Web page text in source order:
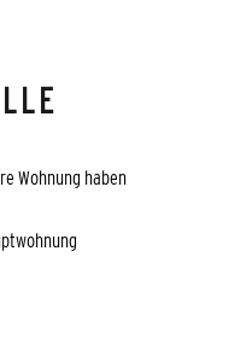
Wohnung haben